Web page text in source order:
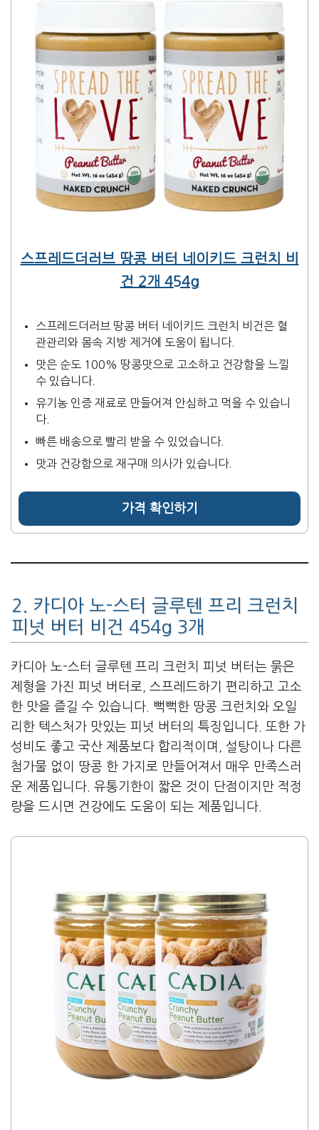
스프레드더러브 땅콩 버터 네이키드 크런치 비
건 2개 454g
스프레드더러브 땅콩 버터 네이키드 크런치 비건은 혈
관관리와 몸속 지방 제거에 도움이 됩니다.
맛은 순도 100% 땅콩맛으로 고소하고 건강함을 느낄
수 있습니다.
유기농 인증 재료로 만들어져 안심하고 먹을 수 있습니
다.
빠른 배송으로 빨리 받을 수 있었습니다.
맛과 건강함으로 재구매 의사가 있습니다.
가격 확인하기
2. 카디아 노-스터 글루텐 프리 크런치
피넛 버터 비건 454g 3개
카디아 노-스터 글루텐 프리 크런치 피넛 버터는 묽은
제형을 가진 피넛 버터로, 스프레드하기 편리하고 고소
한 맛을 즐길 수 있습니다. 뻑뻑한 땅콩 크런치와 오일
리한 텍스처가 맛있는 피넛 버터의 특징입니다. 또한 가
성비도 좋고 국산 제품보다 합리적이며, 설탕이나 다른
첨가물 없이 땅콩 한 가지로 만들어져서 매우 만족스러
운 제품입니다. 유통기한이 짧은 것이 단점이지만 적정
량을 드시면 건강에도 도움이 되는 제품입니다.